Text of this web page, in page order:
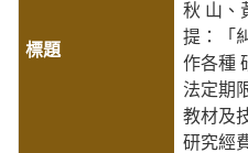
秋 山、
提：「
作各種
法定期
教材及
研究經